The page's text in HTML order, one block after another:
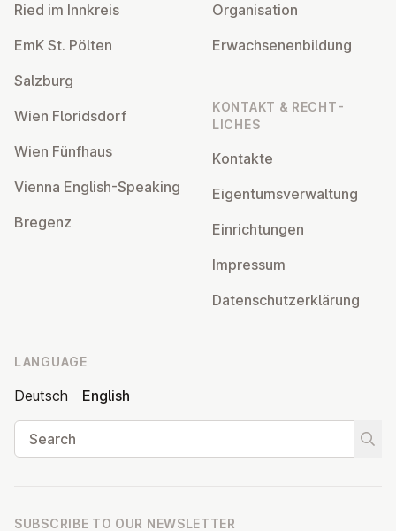
Ried im Innkreis
EmK St. Pölten
Salzburg
Wien Flor­idsdorf
Wien Fünfhaus
Vienna English-Speaking
Bregenz
Or­gan­isa­tion
Er­wach­sen­en­bildung
KONTAKT & RECHT­
LICHES
Kontakte
Ei­gentums­ver­wal­tung
Ein­rich­tun­gen
Impressum
Datens­chutzerklärung
LANGUAGE
Deutsch
English
Search
SUBSCRIBE TO OUR NEWSLETTER